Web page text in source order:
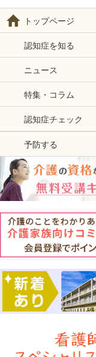
トップページ
認知症を知る
ニュース
特集・コラム
認知症チェック
予防する